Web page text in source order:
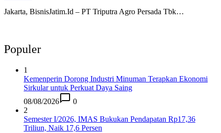
Jakarta, BisnisJatim.Id – PT Triputra Agro Persada Tbk…
Populer
1
Kemenperin Dorong Industri Minuman Terapkan Ekonomi
Sirkular untuk Perkuat Daya Saing
08/08/2026
0
2
Semester I/2026, IMAS Bukukan Pendapatan Rp17,36
Triliun, Naik 17,6 Persen